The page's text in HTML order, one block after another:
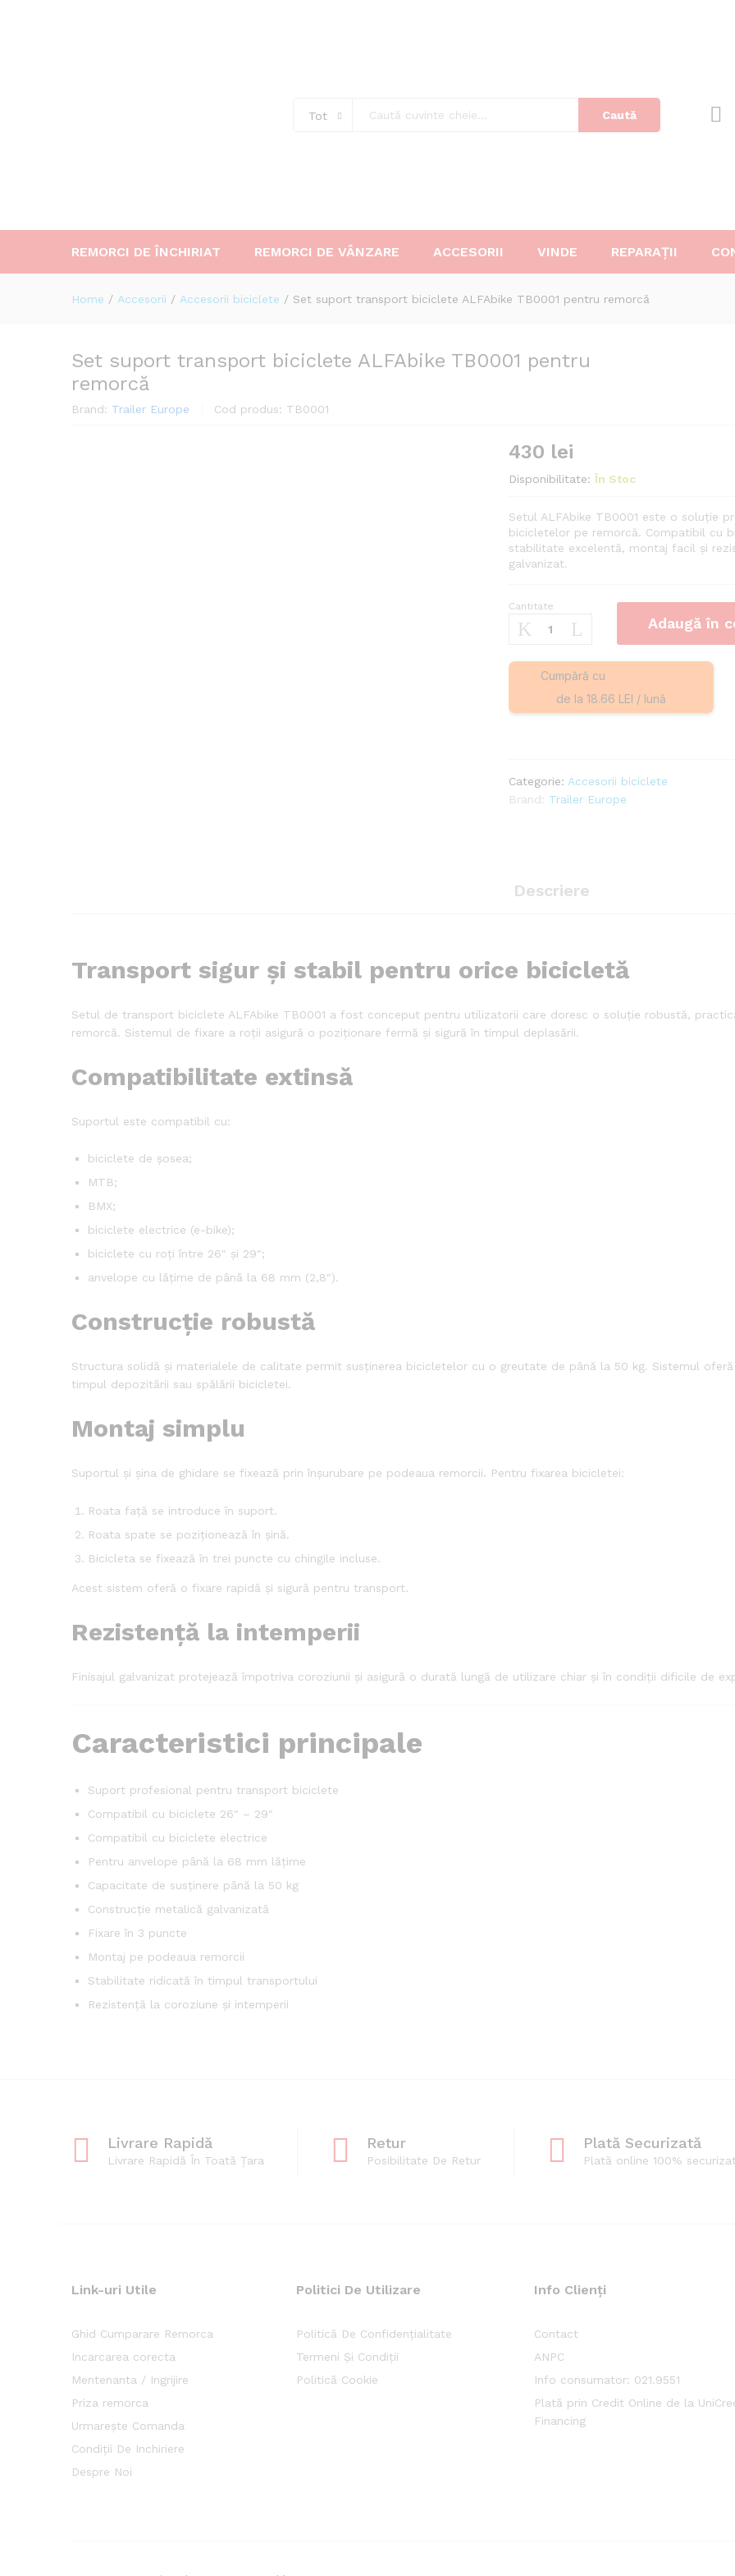
Tot Caută
REMORCI DE ÎNCHIRIAT REMORCI DE VÂNZARE ACCESORII VINDE REPARAȚII
Home / Accesorii / Accesorii biciclete / Set suport transport biciclete ALFAbike TB0001 pentru remorcă
Set suport transport biciclete ALFAbike TB0001 pentru
remorcă
Brand: Trailer Europe Cod produs: TB0001
430 lei
Disponibilitate: În Stoc
Setul ALFAbike TB0001 este o soluție
bicicletelor pe remorcă. Compatibil cu
stabilitate excelentă, montaj facil și
galvanizat.
Set
suport
biciclete
ALFAbike
Cantitate
Adaugă în
Cumpără cu
de la 18.66 LEI / lună
Categorie: Accesorii biciclete
Brand: Trailer Europe
Descriere
Transport sigur și stabil pentru orice bicicletă
Setul de transport biciclete ALFAbike TB0001 a fost conceput pentru utilizatorii care doresc o soluție robustă,
remorcă. Sistemul de fixare a roții asigură o poziționare fermă și sigură în timpul deplasării.
Compatibilitate extinsă
Suportul este compatibil cu:
biciclete de șosea;
MTB;
BMX;
biciclete electrice (e-bike);
biciclete cu roți între 26″ și 29″;
anvelope cu lățime de până la 68 mm (2,8″).
Construcție robustă
Structura solidă și materialele de calitate permit susținerea bicicletelor cu o greutate de până la 50 kg. Sistemul
timpul depozitării sau spălării bicicletei.
Montaj simplu
Suportul și șina de ghidare se fixează prin înșurubare pe podeaua remorcii. Pentru fixarea bicicletei:
Roata față se introduce în suport.
Roata spate se poziționează în șină.
Bicicleta se fixează în trei puncte cu chingile incluse.
Acest sistem oferă o fixare rapidă și sigură pentru transport.
Rezistență la intemperii
Finisajul galvanizat protejează împotriva coroziunii și asigură o durată lungă de utilizare chiar și în condiții dificile de
Caracteristici principale
Suport profesional pentru transport biciclete
Compatibil cu biciclete 26″ – 29″
Compatibil cu biciclete electrice
Pentru anvelope până la 68 mm lățime
Capacitate de susținere până la 50 kg
Construcție metalică galvanizată
Fixare în 3 puncte
Montaj pe podeaua remorcii
Stabilitate ridicată în timpul transportului
Rezistență la coroziune și intemperii
Livrare Rapidă
Livrare Rapidă În Toată Țara
Retur
Posibilitate De Retur
Plată Securizată
Plată online 100%
Link-uri Utile
Ghid Cumparare Remorca
Incarcarea corecta
Mentenanta / Ingrijire
Priza remorca
Urmarește Comanda
Condiții De Inchiriere
Despre Noi
Politici De Utilizare
Politică De Confidențialitate
Termeni Și Condiții
Politică Cookie
Info Clienți
Contact
ANPC
Info consumator: 021.9551
Plată prin Credit Online de la
Financing